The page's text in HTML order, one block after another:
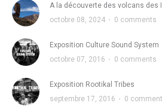
A la découverte des volcans des
octobre 08, 2024 · 0 comments
Exposition Culture Sound System
octobre 07, 2016 · 0 comments
Exposition Rootikal Tribes
septembre 17, 2016 · 0